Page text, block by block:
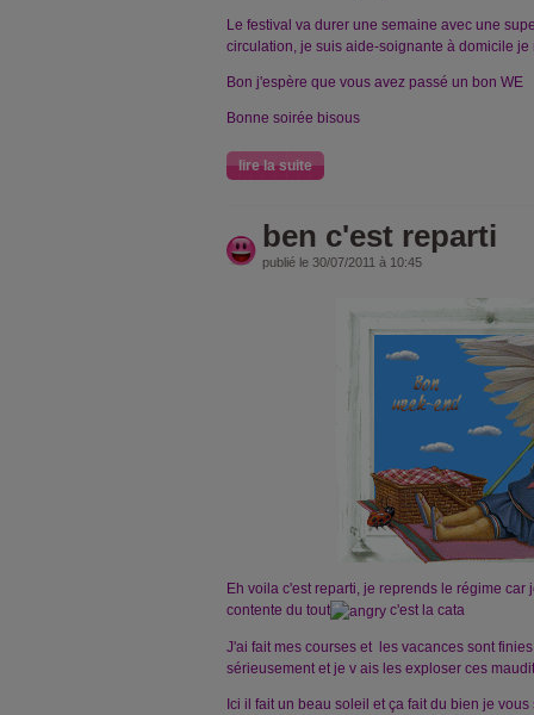
Le festival va durer une semaine avec une
circulation, je suis aide-soignante à domicile je
Bon j'espère que vous avez passé un bon WE
Bonne soirée bisous
lire la suite
ben c'est reparti
publié le 30/07/2011 à 10:45
Eh voila c'est reparti, je reprends le régime car
contente du tout
c'est la cata
J'ai fait mes courses et les vacances sont
sérieusement et je v ais les exploser ces
Ici il fait un beau soleil et ça fait du bien je